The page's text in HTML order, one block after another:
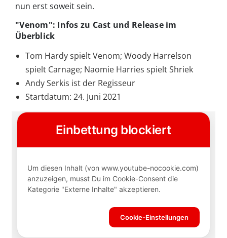
nun erst soweit sein.
"Venom": Infos zu Cast und Release im
Überblick
Tom Hardy spielt Venom; Woody Harrelson
spielt Carnage; Naomie Harries spielt Shriek
Andy Serkis ist der Regisseur
Startdatum: 24. Juni 2021